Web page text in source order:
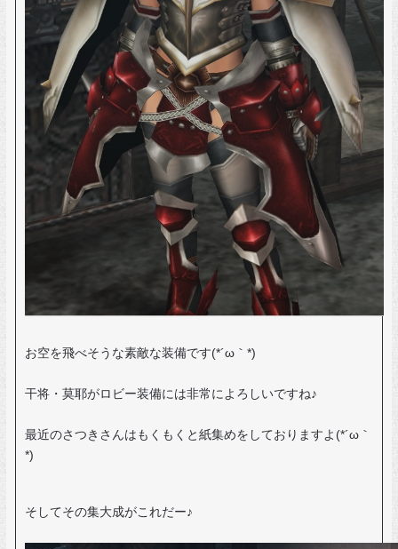
お空を飛べそうな素敵な装備です(*´ω｀*)
干将・莫耶がロビー装備には非常によろしいですね♪
最近のさつきさんはもくもくと紙集めをしておりますよ(*´ω｀
*)
そしてその集大成がこれだー♪